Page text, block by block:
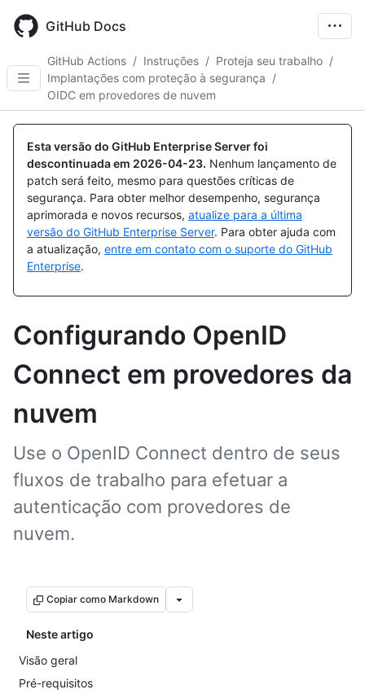
main
GitHub Docs
GitHub Actions / Instruções / Proteja seu trabalho /
Implantações com proteção à segurança /
OIDC em provedores de nuvem
Esta versão do GitHub Enterprise Server foi
descontinuada em 2026-04-23. Nenhum lançamento de
patch será feito, mesmo para questões críticas de
segurança. Para obter melhor desempenho, segurança
aprimorada e novos recursos, atualize para a última
versão do GitHub Enterprise Server. Para obter ajuda com
a atualização, entre em contato com o suporte do GitHub
Enterprise.
Configurando OpenID
Connect em provedores da
nuvem
Use o OpenID Connect dentro de seus
fluxos de trabalho para efetuar a
autenticação com provedores de
nuvem.
Copiar como Markdown
Neste artigo
Visão geral
Pré-requisitos